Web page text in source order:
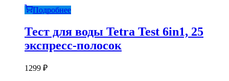
Подробнее
Тест для воды Tetra Test 6in1, 25
экспресс-полосок
1299 ₽